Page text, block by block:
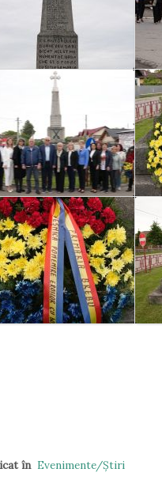
în Evenimente/Ştiri